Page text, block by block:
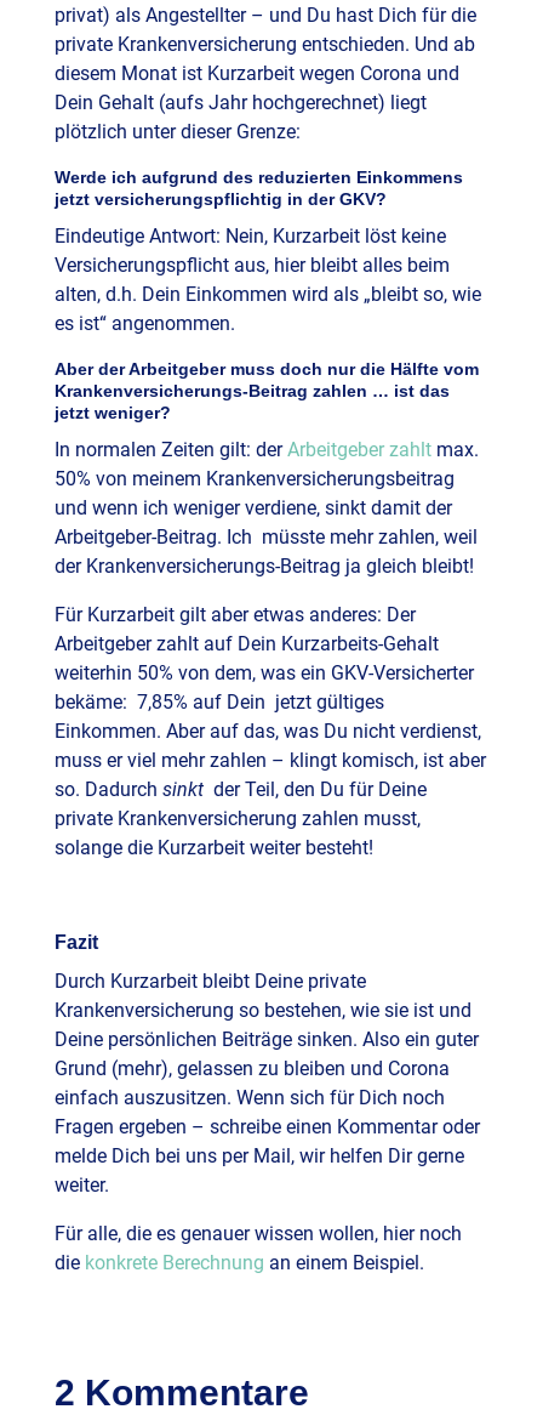
privat) als Angestellter – und Du hast Dich für die
private Krankenversicherung entschieden. Und ab
diesem Monat ist Kurzarbeit wegen Corona und
Dein Gehalt (aufs Jahr hochgerechnet) liegt
plötzlich unter dieser Grenze:
Werde ich aufgrund des reduzierten Einkommens
jetzt versicherungspflichtig in der GKV?
Eindeutige Antwort: Nein, Kurzarbeit löst keine
Versicherungspflicht aus, hier bleibt alles beim
alten, d.h. Dein Einkommen wird als „bleibt so, wie
es ist“ angenommen.
Aber der Arbeitgeber muss doch nur die Hälfte vom
Krankenversicherungs-Beitrag zahlen … ist das
jetzt weniger?
In normalen Zeiten gilt: derArbeitgeber zahltmax.
50% von meinem Krankenversicherungsbeitrag
und wenn ich weniger verdiene, sinkt damit der
Arbeitgeber-Beitrag. Ich müsste mehr zahlen, weil
der Krankenversicherungs-Beitrag ja gleich bleibt!
Für Kurzarbeit gilt aber etwas anderes: Der
Arbeitgeber zahlt auf Dein Kurzarbeits-Gehalt
weiterhin 50% von dem, was ein GKV-Versicherter
bekäme: 7,85% auf Dein jetzt gültiges
Einkommen. Aber auf das, was Du nicht verdienst,
muss er viel mehr zahlen – klingt komisch, ist aber
so. Dadurch sinktder Teil, den Du für Deine
private Krankenversicherung zahlen musst,
solange die Kurzarbeit weiter besteht!
Fazit
Durch Kurzarbeit bleibt Deine private
Krankenversicherung so bestehen, wie sie ist und
Deine persönlichen Beiträge sinken. Also ein guter
Grund (mehr), gelassen zu bleiben und Corona
einfach auszusitzen. Wenn sich für Dich noch
Fragen ergeben – schreibe einen Kommentar oder
melde Dich bei uns per Mail, wir helfen Dir gerne
weiter.
Für alle, die es genauer wissen wollen, hier noch
die konkrete Berechnung an einem Beispiel.
2 Kommentare